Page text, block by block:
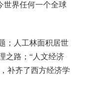
世界任何一个全球
；人工林面积居世
之路；“人文经济
补齐了西方经济学